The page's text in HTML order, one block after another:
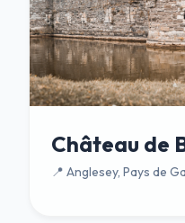
Château de
📍 Anglesey, Pays de